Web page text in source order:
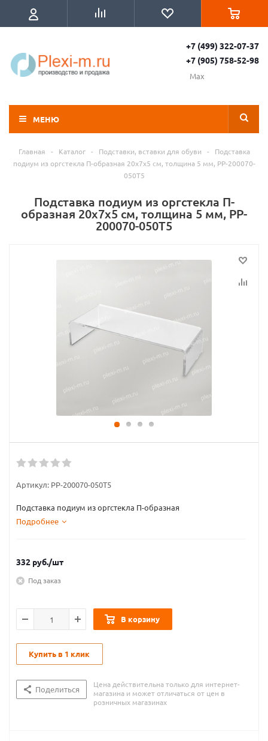
+7 (499) 322-07-37
+7 (905) 758-52-98
Max
МЕНЮ
Главная - Каталог - Подставки, вставки для обуви -
Подставка
подиум из оргстекла П-образная 20х7х5 см, толщина 5 мм, PP-200070-
050T5
Подставка подиум из оргстекла П-
образная 20х7х5 см, толщина 5 мм, PP-
200070-050T5
Артикул: PP-200070-050T5
Подставка подиум из оргстекла П-образная
Подробнее
332 руб./шт
Под заказ
В корзину
Купить в 1 клик
Поделиться
Цена действительна только для интернет-
магазина и может отличаться от цен в
розничных магазинах